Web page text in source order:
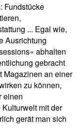
Fundstücke
... Egal wie,
Ausrichtung
abhalten
gebracht
Magazinen an einer
zu können,
einen
mit der
gerät man sich